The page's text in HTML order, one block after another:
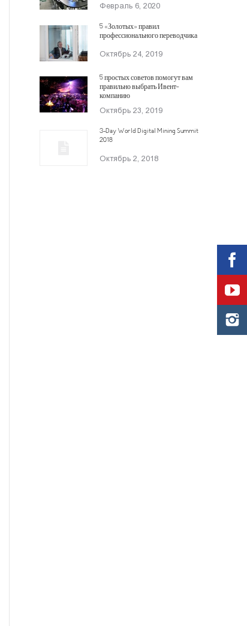
Февраль 6, 2020
5 «Золотых» правил
профессионального переводчика
Октябрь 24, 2019
5 простых советов помогут вам
правильно выбрать Ивент-
компанию
Октябрь 23, 2019
3-Day World Digital Mining Summit
2018
Октябрь 2, 2018